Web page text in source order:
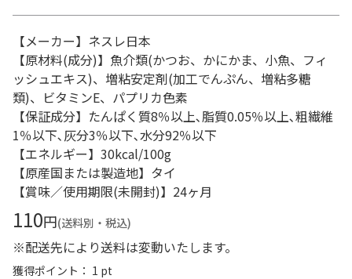
【メーカー】ネスレ日本
【原材料(成分)】魚介類(かつお、かにかま、小魚、フィ
ッシュエキス)、増粘安定剤(加工でんぷん、増粘多糖
類)、ビタミンE、パプリカ色素
【保証成分】たんぱく質8％以上､脂質0.05％以上､粗繊維
1％以下､灰分3％以下､水分92％以下
【エネルギー】30kcal/100g
【原産国または製造地】タイ
【賞味／使用期限(未開封)】24ヶ月
110円(送料別・税込)
※配送先により送料は変動いたします。
獲得ポイント： 1 pt